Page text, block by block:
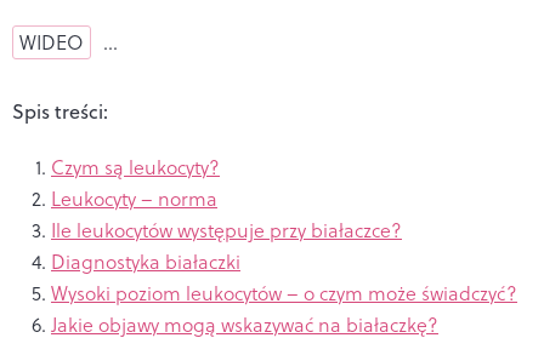
WIDEO …
Spis treści:
Czym są leukocyty?
Leukocyty – norma
Ile leukocytów występuje przy białaczce?
Diagnostyka białaczki
Wysoki poziom leukocytów – o czym może świadczyć?
Jakie objawy mogą wskazywać na białaczkę?